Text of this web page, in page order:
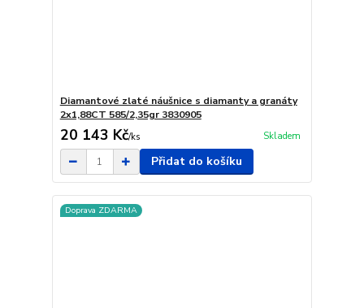
Diamantové zlaté náušnice s diamanty a granáty
2x1,88CT 585/2,35gr 3830905
20 143 Kč/ks Skladem
Přidat do košíku
Doprava ZDARMA